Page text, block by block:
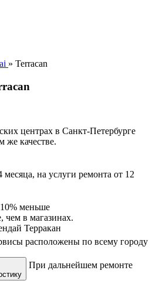
» Terracan
центрах в Санкт-Петербурге
качестве.
месяца, на услуги ремонта от 12
меньше
чем в магазинах.
расположены по всему городу
При дальнейшем ремонте